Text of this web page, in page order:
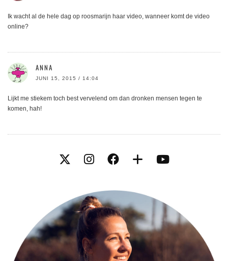
Ik wacht al de hele dag op roosmarijn haar video, wanneer komt de video
online?
ANNA
JUNI 15, 2015 / 14:04
Lijkt me stiekem toch best vervelend om dan dronken mensen tegen te
komen, hah!